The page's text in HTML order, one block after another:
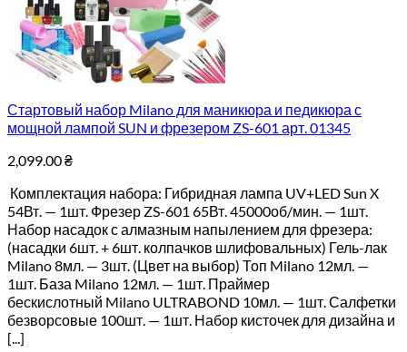
Стартовый набор Milano для маникюра и педикюра с
мощной лампой SUN и фрезером ZS-601 арт. 01345
2,099.00₴
Комплектация набора: Гибридная лампа UV+LED Sun X
54Вт. — 1шт. Фрезер ZS-601 65Вт. 45000об/мин. — 1шт.
Набор насадок с алмазным напылением для фрезера:
(насадки 6шт. + 6шт. колпачков шлифовальных) Гель-лак
Milano 8мл. — 3шт. (Цвет на выбор) Топ Milano 12мл. —
1шт. База Milano 12мл. — 1шт. Праймер
бескислотный Milano ULTRABOND 10мл. — 1шт. Салфетки
безворсовые 100шт. — 1шт. Набор кисточек для дизайна и
[...]